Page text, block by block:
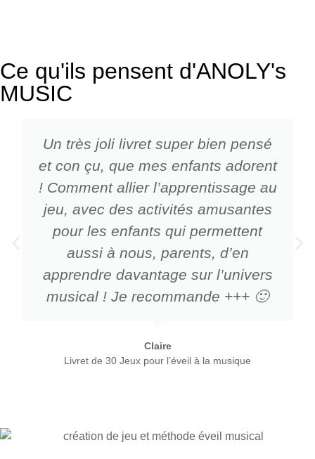
Ce qu'ils pensent d'ANOLY's
MUSIC
Un très joli livret super bien pensé
et con çu, que mes enfants adorent
! Comment allier l’apprentissage au
jeu, avec des activités amusantes
pour les enfants qui permettent
aussi à nous, parents, d’en
apprendre davantage sur l’univers
musical ! Je recommande +++ 🙂
Claire
Livret de 30 Jeux pour l’éveil à la musique